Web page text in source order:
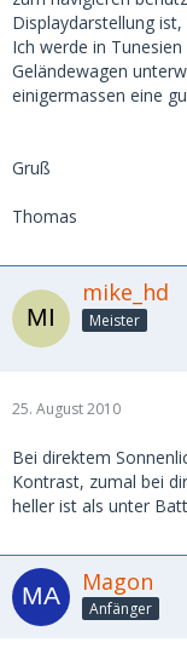
Displaydarstellung
Ich werde in
Geländewagen
einigermassen eine
Gruß
Thomas
mike_hd
Meister
25. August 2010
Bei direktem
Kontrast, zumal bei
heller ist als unter
Magon
Anfänger